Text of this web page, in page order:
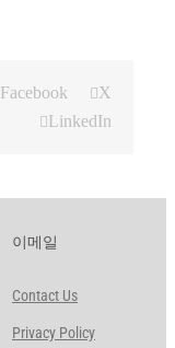
Facebook
X
LinkedIn
이메일
Contact Us
Privacy Policy